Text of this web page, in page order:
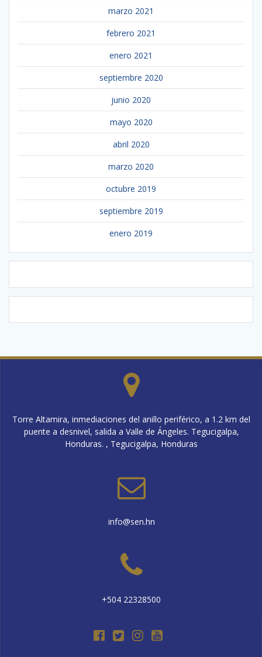
marzo 2021
febrero 2021
enero 2021
septiembre 2020
junio 2020
mayo 2020
abril 2020
marzo 2020
octubre 2019
septiembre 2019
enero 2019
Torre Altamira, inmediaciones del anillo periférico, a 1.2 km del
puente a desnivel, salida a Valle de Ángeles. Tegucigalpa,
Honduras. , Tegucigalpa, Honduras
info@sen.hn
+504 22328500